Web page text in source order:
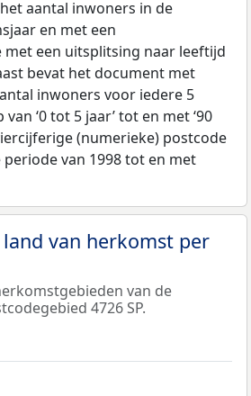
aantal inwoners in de
en met een
een uitsplitsing naar leeftijd
bevat het document met
inwoners voor iedere 5
‘0 tot 5 jaar’ tot en met ‘90
(numerieke) postcode
van 1998 tot en met
van herkomst per
van de
4726 SP.